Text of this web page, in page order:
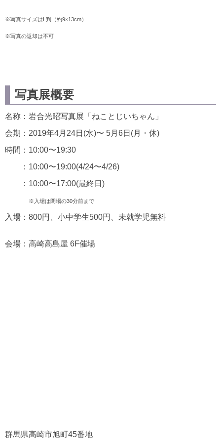
※写真サイズはL判（約9×13cm）
※写真の返却は不可
写真展概要
名称：岩合光昭写真展「ねことじいちゃん」
会期：2019年4月24日(水)〜 5月6日(月・休)
時間：10:00〜19:30
：10:00〜19:00(4/24〜4/26)
：10:00〜17:00(最終日)
※入場は閉場の30分前まで
入場：800円、小中学生500円、未就学児無料
会場：高崎高島屋 6F催場
群馬県高崎市旭町45番地